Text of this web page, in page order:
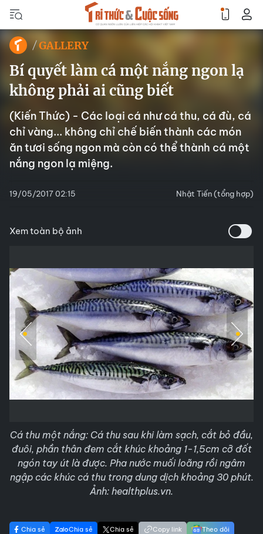
GALLERY
Bí quyết làm cá một nắng ngon lạ
không phải ai cũng biết
(Kiến Thức) - Các loại cá như cá thu, cá đù, cá
chỉ vàng... không chỉ chế biến thành các món
ăn tươi sống ngon mà còn có thể thành cá một
nắng ngon lạ miệng.
19/05/2017 02:15 Nhật Tiến (tổng hợp)
Xem toàn bộ ảnh
Cá thu một nắng: Cá thu sau khi làm sạch, cắt bỏ đầu,
đuôi, phần thân đem cắt khúc khoảng 1-1,5cm cỡ đốt
ngón tay út là được. Pha nước muối loãng rồi ngâm
ngập các khúc cá thu trong dung dịch khoảng 30 phút.
Ảnh: healthplus.vn.
Chia sẻ Chia sẻ Chia sẻ Copy link Theo dõi